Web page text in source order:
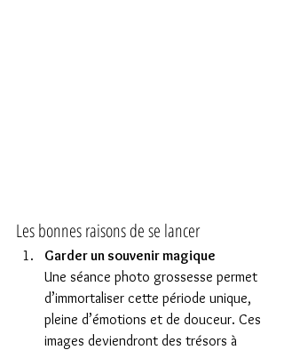
Les bonnes raisons de se lancer
Garder un souvenir magique
Une séance photo grossesse permet
d’immortaliser cette période unique,
pleine d’émotions et de douceur. Ces
images deviendront des trésors à